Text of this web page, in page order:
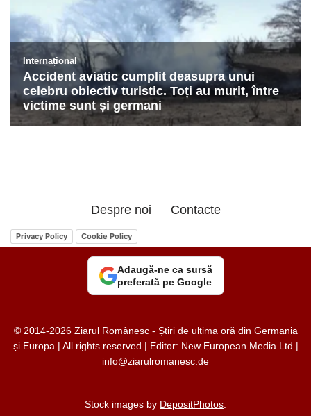
Despre noi Contacte
Privacy Policy Cookie Policy
Adaugă-ne ca sursă
preferată pe Google
© 2014-2026 Ziarul Românesc - Știri de ultima oră din Germania
și Europa | All rights reserved | Editor: New European Media Ltd |
info@ziarulromanesc.de
Stock images by DepositPhotos